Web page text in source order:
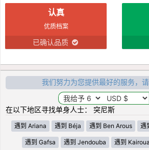
认真
优质档案
已确认品质
我们努力为您提供最好的服务，
在以下地区寻找单身人士： 突尼斯
遇到 Ariana 遇到 Béja 遇到 Ben Arous 遇
遇到 Gafsa 遇到 Jendouba 遇到